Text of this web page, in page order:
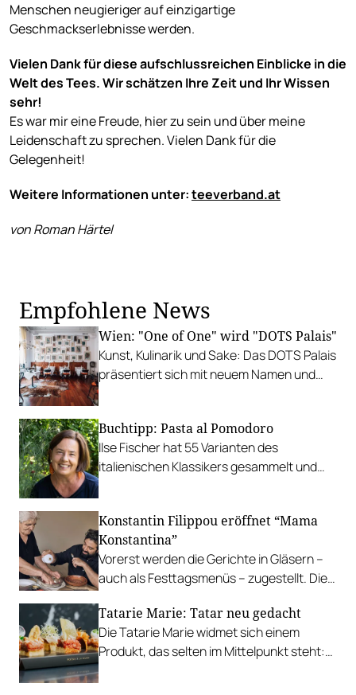
Menschen neugieriger auf einzigartige
Geschmackserlebnisse werden.
Vielen Dank für diese aufschlussreichen Einblicke in die
Welt des Tees. Wir schätzen Ihre Zeit und Ihr Wissen
sehr!
Es war mir eine Freude, hier zu sein und über meine
Leidenschaft zu sprechen. Vielen Dank für die
Gelegenheit!
Weitere Informationen unter:teeverband.at
von Roman Härtel
Empfohlene News
Wien: "One of One" wird "DOTS Palais"
Kunst, Kulinarik und Sake: Das DOTS Palais
präsentiert sich mit neuem Namen und
Buchtipp: Pasta al Pomodoro
Ilse Fischer hat 55 Varianten des
italienischen Klassikers gesammelt und
Konstantin Filippou eröffnet “Mama
Konstantina”
Vorerst werden die Gerichte in Gläsern –
auch als Festtagsmenüs – zugestellt. Die
Döbling folgt im neuen Jahr.
Tatarie Marie: Tatar neu gedacht
Die Tatarie Marie widmet sich einem
Produkt, das selten im Mittelpunkt steht: